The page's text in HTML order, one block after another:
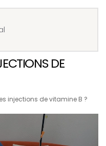
DE
injections de vitamine B ?